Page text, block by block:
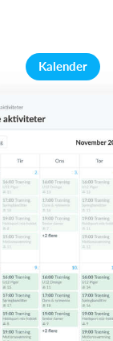
Kalender